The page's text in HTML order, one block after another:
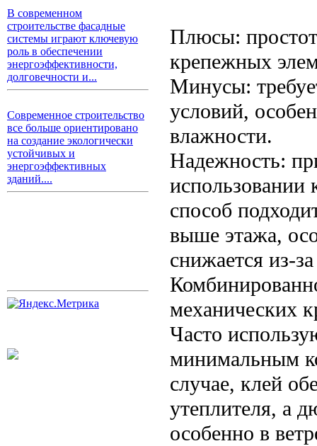
В современном
строительстве фасадные
системы играют ключевую
роль в обеспечении
энергоэффективности,
долговечности и...
Современное строительство
все больше ориентировано
на создание экологически
устойчивых и
энергоэффективных
зданий....
Плюсы:
крепежных
Минусы:
условий,
влажности.
Надежность:
использовании
способ
выше этажа,
снижается из-
механических
Часто
минимальным
случае, клей
утеплителя, а
особенно в